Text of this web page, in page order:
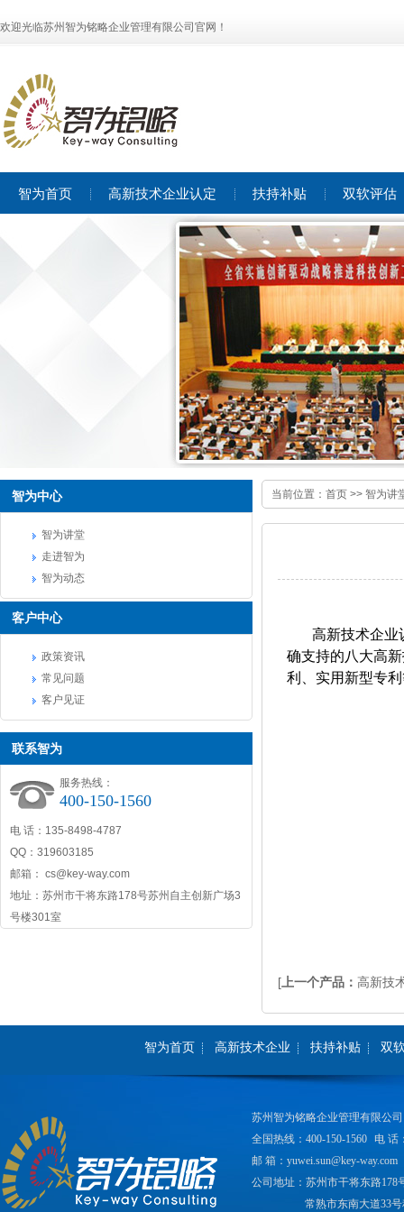
欢迎光临苏州智为铭略企业管理有限公司官网！
智为首页 高新技术企业认定 扶持补贴 双软评估
智为中心
智为讲堂
走进智为
智为动态
客户中心
政策资讯
常见问题
客户见证
联系智为
服务热线：
400-150-1560
电 话：135-8498-4787
QQ：319603185
邮箱： cs@key-way.com
地址：苏州市干将东路178号苏州自主创新广场3
号楼301室
当前位置： 首页 >> 智为讲
高新技术企业
确支持的八大高
利、实用新型专
[ 上一个产品： 高新技
智为首页 高新技术企业 扶持补贴 双
苏州智为铭略企业管理有限公司
全国热线：400-150-1560 电 话
邮 箱：yuwei.sun@key-way.com
公司地址：苏州市干将东路178
常熟市东南大道33